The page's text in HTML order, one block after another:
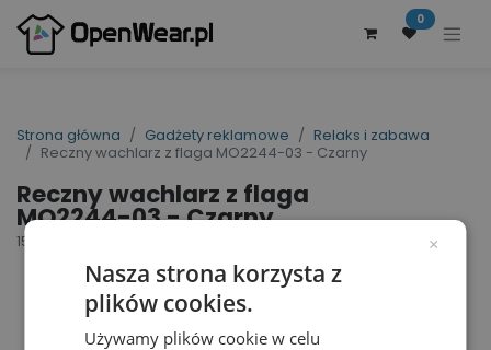
0
Strona główna Gadżety reklamowe
Relaks i zabawa
Reczny wachlarz z flaga MO2244-03 - Czarny
Reczny wachlarz z flaga
MO2244-03 - Czarny
152641 ×
Nasza strona korzysta z
plików cookies.
Używamy plików cookie w celu